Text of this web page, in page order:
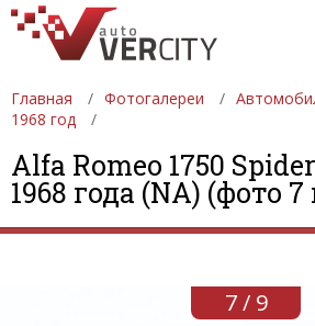
Главная Фотогалереи
1968 год
Alfa Romeo 1750
1968 года (NA) (фото 7
ФОТОГАЛЕРЕИ
АВТОСАЛОНЫ
ФОРМУЛА-1
7 / 9